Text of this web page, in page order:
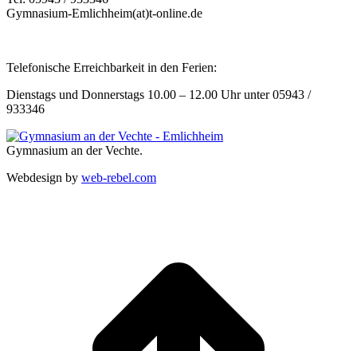
Gymnasium-Emlichheim(at)t-online.de
Telefonische Erreichbarkeit in den Ferien:
Dienstags und Donnerstags 10.00 – 12.00 Uhr unter 05943 /
933346
Gymnasium an der Vechte.
Webdesign by web-rebel.com